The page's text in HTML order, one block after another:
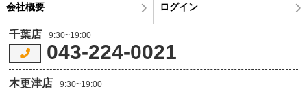
会社概要 ログイン
千葉店 9:30~19:00
043-224-0021
木更津店 9:30~19:00